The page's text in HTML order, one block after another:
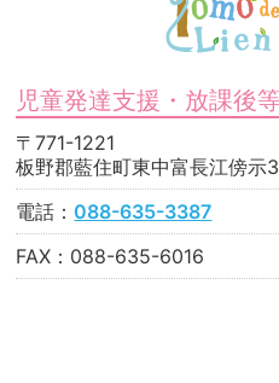
児童発達支援・放課後
〒771-1221
板野郡藍住町東中富長江傍示
電話：088-635-3387
FAX：088-635-6016